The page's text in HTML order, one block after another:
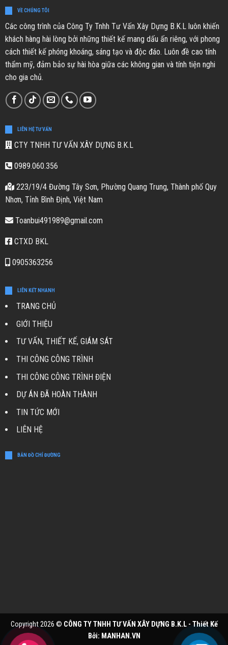
VỀ CHÚNG TÔI
Các công trình của Công Ty Tnhh Tư Vấn Xây Dựng B.K.L luôn khiến
khách hàng hài lòng bởi những thiết kế mang dấu ấn riêng, với phong
cách thiết kế phóng khoáng, sáng tạo và độc đáo. Luôn đề cao tính
thẩm mỹ, đảm bảo sự hài hòa giữa các không gian và tính tiện nghi
cho gia chủ.
LIÊN HỆ TƯ VẤN
CTY TNHH TƯ VẤN XÂY DỰNG B.K.L
0989.060.356
223/19/4 Đường Tây Sơn, Phường Quang Trung, Thành phố Quy
Nhơn, Tỉnh Bình Định, Việt Nam
Toanbui491989@gmail.com
CTXD BKL
0905363256
LIÊN KẾT NHANH
TRANG CHỦ
GIỚI THIỆU
TƯ VẤN, THIẾT KẾ, GIÁM SÁT
THI CÔNG CÔNG TRÌNH
THI CÔNG CÔNG TRÌNH ĐIỆN
DỰ ÁN ĐÃ HOÀN THÀNH
TIN TỨC MỚI
LIÊN HỆ
BẢN ĐỒ CHỈ ĐƯỜNG
Copyright 2026 © CÔNG TY TNHH TƯ VẤN XÂY DỰNG B.K.L - Thiết Kế
Bởi: MANHAN.VN